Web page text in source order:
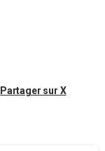
Partager sur X